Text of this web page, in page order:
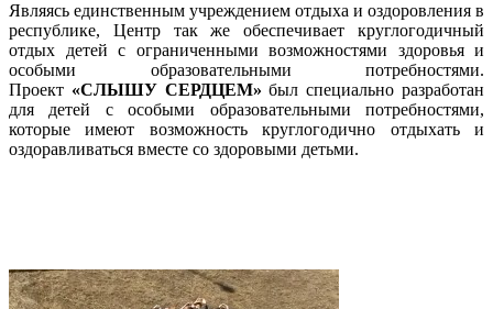
Являясь единственным учреждением отдыха и оздоровления в
республике, Центр так же обеспечивает круглогодичный
отдых детей с ограниченными возможностями здоровья и
особыми образовательными потребностями.
Проект «СЛЫШУ СЕРДЦЕМ» был специально разработан
для детей с особыми образовательными потребностями,
которые имеют возможность круглогодично отдыхать и
оздоравливаться вместе со здоровыми детьми.